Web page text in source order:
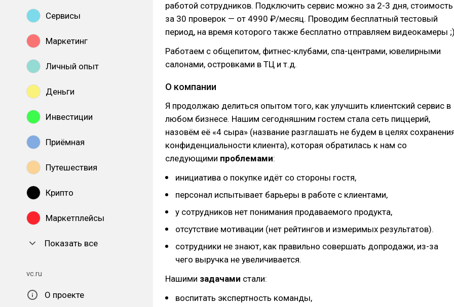
Сервисы
Маркетинг
Личный опыт
Деньги
Инвестиции
Приёмная
Путешествия
Крипто
Маркетплейсы
Показать все
vc.ru
О проекте
работой сотрудников. Подключить сервис можно за 2-3 дня, стоимость
за 30 проверок — от 4990 ₽/месяц. Проводим бесплатный тестовый
период, на время которого также бесплатно отправляем видеокамеры
Работаем с общепитом, фитнес-клубами, спа-центрами, ювелирными
салонами, островками в ТЦ и т.д.
О компании
Я продолжаю делиться опытом того, как улучшить клиентский сервис в
любом бизнесе. Нашим сегодняшним гостем стала сеть пиццерий,
назовём её «4 сыра» (название разглашать не будем в целях
конфиденциальности клиента), которая обратилась к нам со
следующими проблемами:
инициатива о покупке идёт со стороны гостя,
персонал испытывает барьеры в работе с клиентами,
у сотрудников нет понимания продаваемого продукта,
отсутствие мотивации (нет рейтингов и измеримых результатов).
сотрудники не знают, как правильно совершать допродажи, из-за
чего выручка не увеличивается.
Нашими задачами стали:
воспитать экспертность команды,